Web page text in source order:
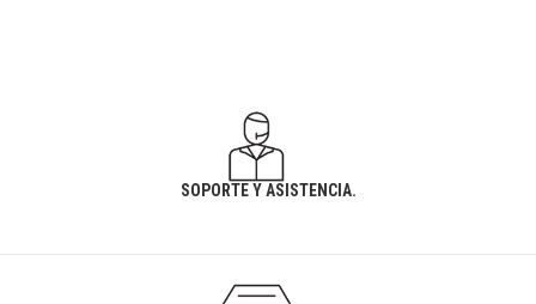
SOPORTE Y ASISTENCIA.